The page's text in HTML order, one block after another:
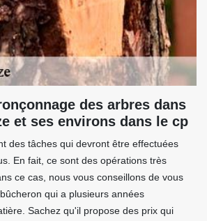
des arbres dans
et ses environs dans le cp
des tâches qui devront être effectuées
En fait, ce sont des opérations très
ce cas, nous vous conseillons de vous
qui a plusieurs années
Sachez qu'il propose des prix qui